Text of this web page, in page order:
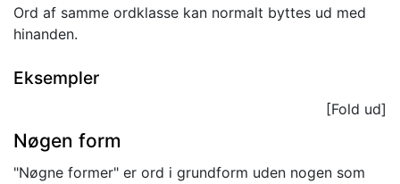
Ord af samme ordklasse kan normalt byttes ud med
hinanden.
Eksempler
Nøgen form
"Nøgne former" er ord i grundform uden nogen som